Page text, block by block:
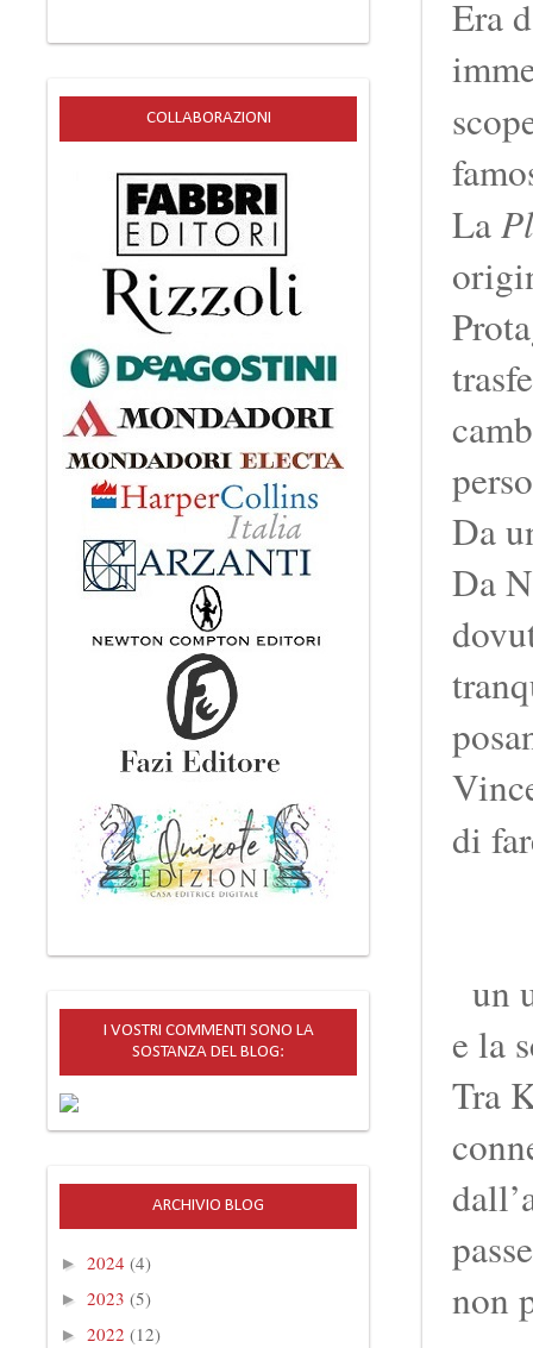
Era
La
Da
Da
di
un
e la
Tra
non
COLLABORAZIONI
I VOSTRI COMMENTI SONO LA
SOSTANZA DEL BLOG:
ARCHIVIO BLOG
► 2024 (4)
► 2023 (5)
► 2022 (12)